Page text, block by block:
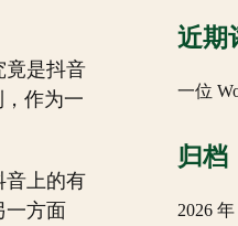
竟是抖音
作为一
音上的有
方面
近期
一位
归档
2026 年